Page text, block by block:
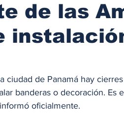
de las
ciudad de Panamá hay
banderas o decoración. Es
oficialmente.